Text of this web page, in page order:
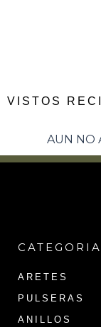
VISTOS
AUN NO
ARETES
PULSERAS
ANILLOS